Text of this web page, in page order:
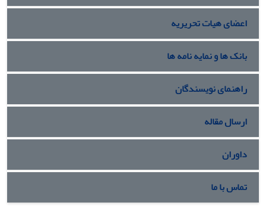
اعضای هیات تحریریه
بانک ها و نمایه نامه ها
راهنمای نویسندگان
ارسال مقاله
داوران
تماس با ما